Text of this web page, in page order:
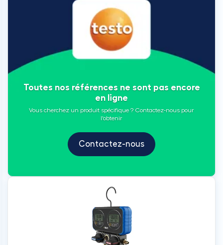
Toutes nos références ne sont pas encore
en ligne
Vous cherchez un produit spécifique ? Contactez-nous pour
l'obtenir
Contactez-nous